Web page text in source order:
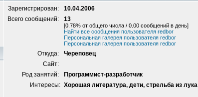
Зарегистрирован:
10.04.2006
Всего сообщений:
13
[0.78% от общего числа / 0.00 сообщений в день]
Найти все сообщения пользователя redbor
Персональная галерея пользователя redbor
Персональная галерея пользователя redbor
Откуда:
Череповец
Сайт:
Род занятий:
Программист-разработчик
Интересы: Хорошая литература, дети, стрельба из лука